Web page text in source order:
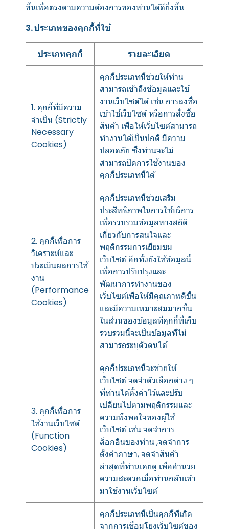
ขึ้นเพื่อตรงตามความต้องการของท่านได้ดียิ่งขึ้น
3. ประเภทของคุกกี้ที่ใช้
ประเภทคุกกี้ รายละเอียด
1. คุกกี้ที่มีความ
จำเป็น (Strictly
Necessary
Cookies)
คุกกี้ประเภทนี้ช่วยให้ท่าน
สามารถเข้าถึงข้อมูลและใช้
งานเว็บไซต์ได้ เช่น การลงชื่อ
เข้าใช้เว็บไซต์ หรือการสั่งซื้อ
สินค้า เพื่อให้เว็บไซต์สามารถ
ทำงานได้เป็นปกติ มีความ
ปลอดภัย ซึ่งท่านจะไม่
สามารถปิดการใช้งานของ
คุกกี้ประเภทนี้ได้
2. คุกกี้เพื่อการ
วิเคราะห์และ
ประเมินผลการใช้
งาน
(Performance
Cookies)
คุกกี้ประเภทนี้ช่วยเสริม
ประสิทธิภาพในการใช้บริการ
เพื่อรวบรวมข้อมูลทางสถิติ
เกี่ยวกับการสนใจและ
พฤติกรรมการเยี่ยมชม
เว็บไซต์ อีกทั้งยังใช้ข้อมูลนี้
เพื่อการปรับปรุงและ
พัฒนาการทำงานของ
เว็บไซต์เพื่อให้มีคุณภาพดีขึ้น
และมีความเหมาะสมมากขึ้น
ในส่วนของข้อมูลที่คุกกี้ที่เก็บ
รวบรวมนี้จะเป็นข้อมูลที่ไม่
สามารถระบุตัวตนได้
3. คุกกี้เพื่อการ
ใช้งานเว็บไซต์
(Function
Cookies)
คุกกี้ประเภทนี้จะช่วยให้
เว็บไซต์ จดจำตัวเลือกต่าง ๆ
ที่ท่านได้ตั้งค่าไว้และปรับ
เปลี่ยนไปตามพฤติกรรมและ
ความพึงพอใจของผู้ใช้
เว็บไซต์ เช่น จดจำการ
ล็อกอินของท่าน ,จดจำการ
ตั้งค่าภาษา, จดจำสินค้า
ล่าสุดที่ท่านเคยดู เพื่ออำนวย
ความสะดวกเมื่อท่านกลับเข้า
มาใช้งานเว็บไซต์
คุกกี้ประเภทนี้เป็นคุกกี้ที่เกิด
จากการเชื่อมโยงเว็บไซต์ของ